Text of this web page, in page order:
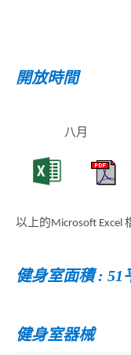
開放時間
八月
以上的Microsoft Excel
健身室面積 : 51
健身室器械